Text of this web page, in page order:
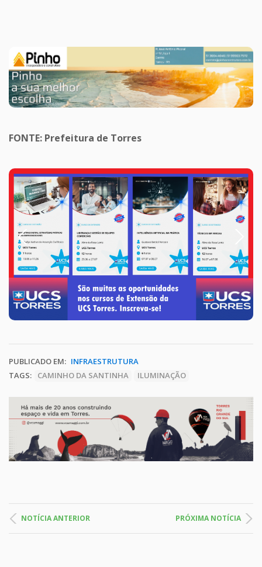
FONTE: Prefeitura de Torres
Previous Next
PUBLICADO EM: INFRAESTRUTURA
TAGS:
CAMINHO DA SANTINHA ILUMINAÇÃO
NOTÍCIA ANTERIOR PRÓXIMA NOTÍCIA